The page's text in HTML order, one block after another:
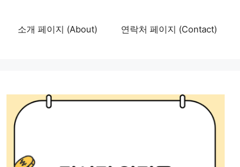
소개 페이지 (About) 연락처 페이지 (Contact)